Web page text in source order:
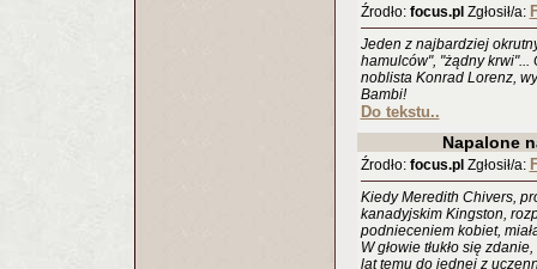
Źrodło: focus.pl Zgłosił/a:
Jeden z najbardziej
hamulców", "żądny krwi"...
noblista Konrad Lorenz,
Bambi!
Do tekstu..
Napalone
Źrodło: focus.pl Zgłosił/a:
Kiedy Meredith Chivers,
kanadyjskim Kingston,
podnieceniem kobiet,
W głowie tłukło się
lat temu do jednej z